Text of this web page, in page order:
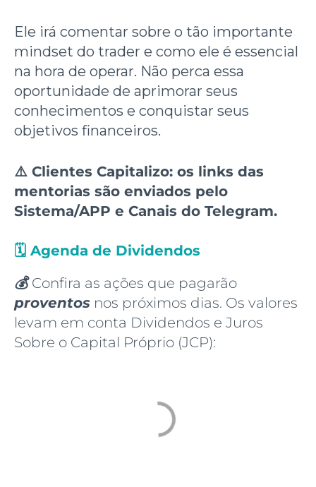
Ele irá comentar sobre o tão importante
mindset do trader e como ele é essencial
na hora de operar. Não perca essa
oportunidade de aprimorar seus
conhecimentos e conquistar seus
objetivos financeiros.
⚠️ Clientes Capitalizo: os links das
mentorias são enviados pelo
Sistema/APP e Canais do Telegram.
🗓️ Agenda de Dividendos
💰Confira as ações que pagarão
proventos nos próximos dias. Os valores
levam em conta Dividendos e Juros
Sobre o Capital Próprio (JCP):